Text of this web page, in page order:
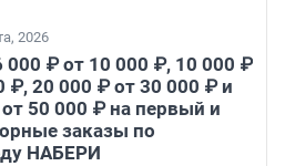
2026
000 ₽ от 10 000 ₽, 10 000 ₽
₽, 20 000 ₽ от 30 000 ₽ и
50 000 ₽ на первый и
заказы по
НАБЕРИ